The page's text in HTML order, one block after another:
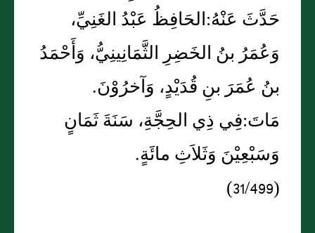
حَدَّثَ عَنْهُ:الحَافِظُ عَبْدُ الغَنِيِّ،
وَعُمَرُ بنُ الخَضِرِ الثَّمَانِينِيُّ، وَأَحْمَدُ
بنُ عُمَرَ بنِ قُدَيْدٍ، وَآخرُوْنَ.
مَاتَ:فِي ذِي الحِجَّةِ، سَنَةَ ثَمَانٍ
وَسَبْعِيْنَ وَثَلاَثِ مائَةٍ.
(31/499)